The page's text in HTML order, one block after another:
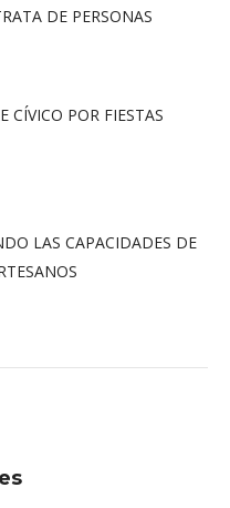
DE PERSONAS
CÍVICO POR FIESTAS
LAS CAPACIDADES DE